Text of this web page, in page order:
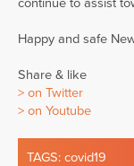
continue to assist
Happy and safe
Share & like
> on Twitter
> on Youtube
TAGS: covid19